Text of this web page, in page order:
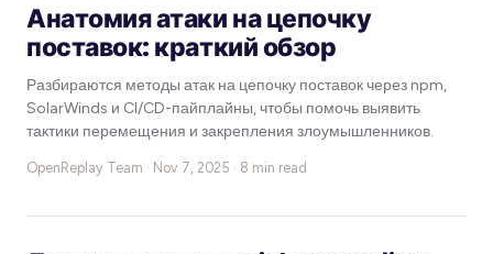
Анатомия атаки на цепочку
поставок: краткий обзор
Разбираются методы атак на цепочку поставок через npm,
SolarWinds и CI/CD-пайплайны, чтобы помочь выявить
тактики перемещения и закрепления злоумышленников.
OpenReplay Team · Nov 7, 2025 · 8 min read